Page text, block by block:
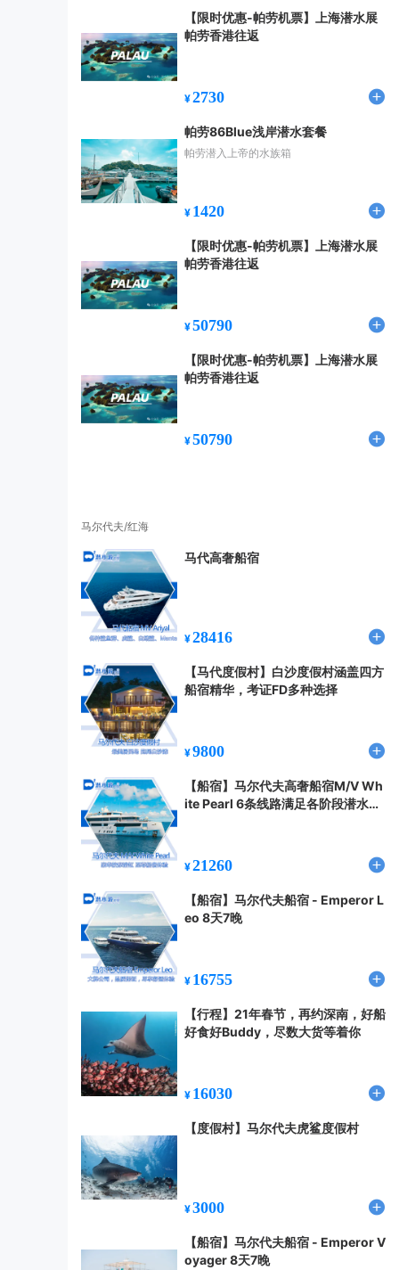
【限时优惠-帕劳机票】上海潜水展
帕劳香港往返
¥2730
帕劳86Blue浅岸潜水套餐
帕劳潜入上帝的水族箱
¥ 1420
【限时优惠-帕劳机票】上海潜水展
帕劳香港往返
¥50790
【限时优惠-帕劳机票】上海潜水展
帕劳香港往返
¥50790
马尔代夫/红海
马代高奢船宿
¥28416
【马代度假村】白沙度假村涵盖四方
船宿精华，考证FD多种选择
¥9800
【船宿】马尔代夫高奢船宿M/V Wh
ite Pearl 6条线路满足各阶段潜水需
¥21260
【船宿】马尔代夫船宿 - Emperor L
eo 8天7晚
¥ 16755
【行程】21年春节，再约深南，好船
好食好Buddy，尽数大货等着你
¥ 16030
【度假村】马尔代夫虎鲨度假村
¥3000
【船宿】马尔代夫船宿 - Emperor V
oyager 8天7晚